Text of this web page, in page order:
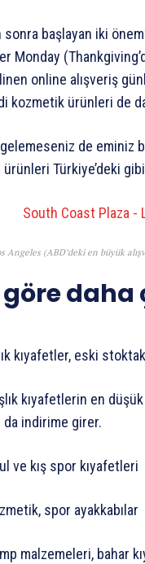
sonra başlayan iki
Monday
online alışveriş
kozmetik ürünleri de
de eminiz
Türkiye’deki
Angeles (ABD’deki en büyük
daha
kıyafetler, eski
kıyafetlerin en
da indirime girer.
ve kış spor kıyafetleri
spor ayakkabılar
malzemeleri, bahar